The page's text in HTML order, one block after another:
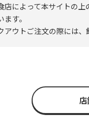
店によって本サイトの
す。
アウトご注文の際には、